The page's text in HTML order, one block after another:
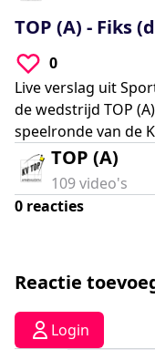
seconds
TOP (A) - Fiks
0
Live verslag uit
de wedstrijd TOP
speelronde van de
TOP (A)
109video's
0 reacties
Reactie
Login